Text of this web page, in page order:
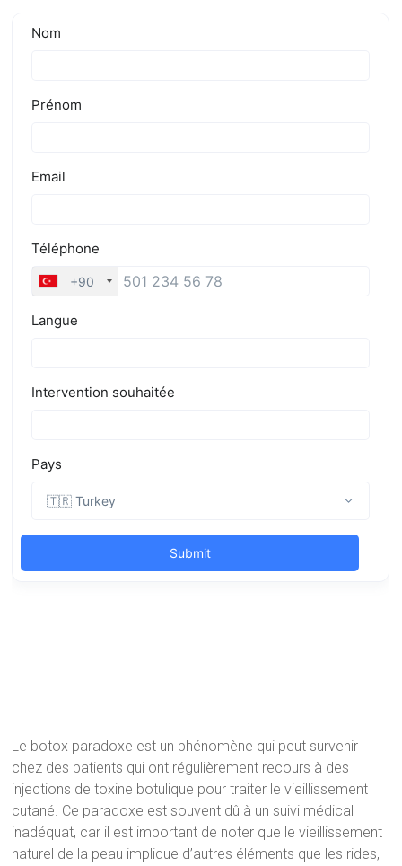
Le botox paradoxe est un phénomène qui peut survenir
chez des patients qui ont régulièrement recours à des
injections de toxine botulique pour traiter le vieillissement
cutané. Ce paradoxe est souvent dû à un suivi médical
inadéquat, car il est important de noter que le vieillissement
naturel de la peau implique d’autres éléments que les rides,